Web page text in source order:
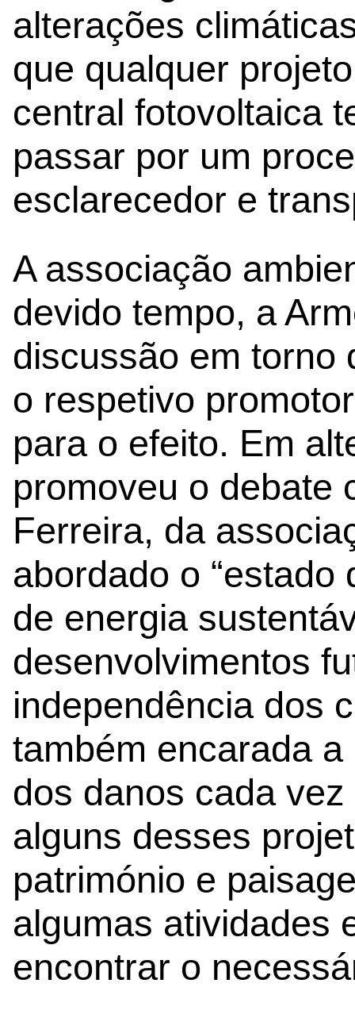
alterações
que qualquer
central fotovoltaica
passar por um
esclarecedor e
A associação
devido tempo, a
discussão em torno
o respetivo
para o efeito. Em
promoveu o debate
Ferreira, da
abordado o “estado
de energia
desenvolvimentos
independência dos
também encarada
dos danos cada
alguns desses
património e
algumas atividades
encontrar o